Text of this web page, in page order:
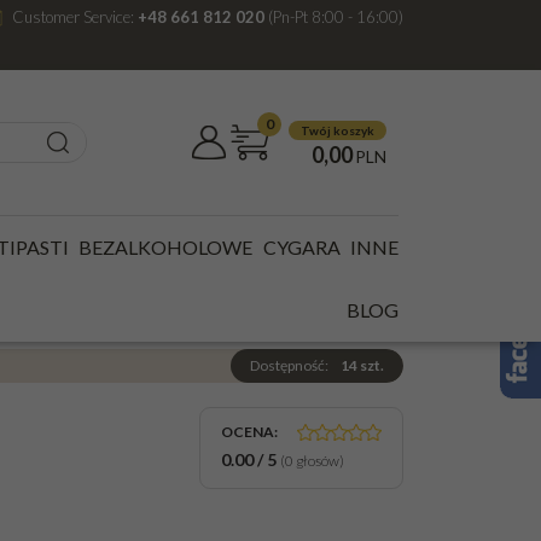
Customer Service: +48 661 812 020 (Pn-Pt 8:00 - 16:00)
0 Twój koszyk
0,00 PLN
BEZALKOHOLOWE CYGARA INNE
BLOG
MINIATURKA
Dostępność: 14 szt.
OCENA:
0.00/5 (0 głosów)